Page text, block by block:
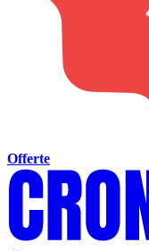
Offerte